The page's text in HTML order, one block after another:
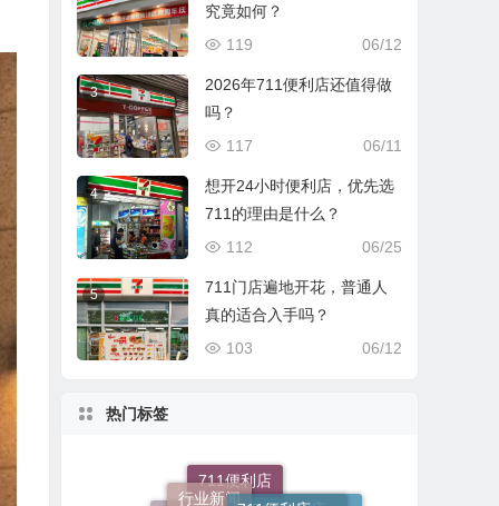
究竟如何？
06/12
119
3
2026年711便利店还值得做
吗？
06/11
117
4
想开24小时便利店，优先选
711的理由是什么？
06/25
112
5
711门店遍地开花，普通人
真的适合入手吗？
06/12
103
热门标签
行业新闻 711便利店开店
711便利店加盟条件有哪些